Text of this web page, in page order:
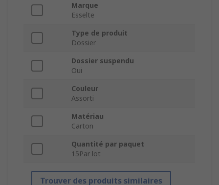
Marque
Esselte
Type de produit
Dossier
Dossier suspendu
Oui
Couleur
Assorti
Matériau
Carton
Quantité par paquet
15Par lot
Trouver des produits similaires